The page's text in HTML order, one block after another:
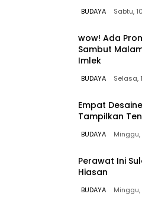
BUDAYA Sabtu,
wow! Ada
Sambut
Imlek
BUDAYA Selasa,
Empat
Tampilkan
BUDAYA Minggu,
Perawat Ini
Hiasan
BUDAYA Minggu,